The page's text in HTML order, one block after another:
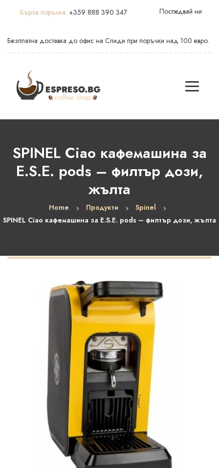
Бърза поръчка: +359 888 390 347 Последвай ни
Безплатна доставка до офис на Спиди при поръчки над 100 евро.
SPINEL Ciao кафемашина за
E.S.E. pods – филтър дози,
жълта
Home Продукти
Spinel
SPINEL Ciao кафемашина за E.S.E. pods – филтър дози, жълта